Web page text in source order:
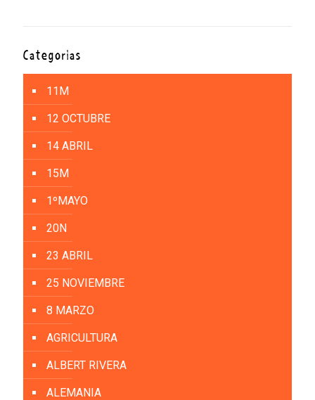
Categorías
11M
12 OCTUBRE
14 ABRIL
15M
1ºMAYO
20N
23 ABRIL
25 NOVIEMBRE
8 MARZO
AGRICULTURA
ALBERT RIVERA
ALEMANIA